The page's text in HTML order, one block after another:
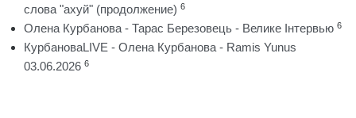
слова "ахуй" (продолжение) 6
Олена Курбанова - Тарас Березовець - Велике Інтервью 6
КурбановаLIVE - Олена Курбанова - Ramis Yunus
03.06.2026 6